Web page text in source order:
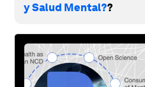
y Salud Mental??